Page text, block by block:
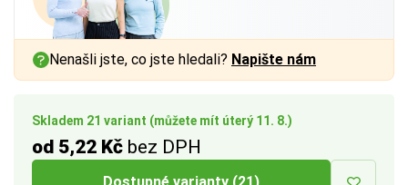
Skladem 21 variant (můžete mít úterý 11. 8.)
od 5,22 Kč bez DPH
Nenašli jste, co jste hledali? Napište nám
a vnitřním rozměrem až
Více tipů pro výběr správné krabice:
BUTTON: Jak vybrat krabici
a vnitřním rozměrem až
Více tipů pro výběr správné krabice:
BUTTON: Jak vybrat krabici